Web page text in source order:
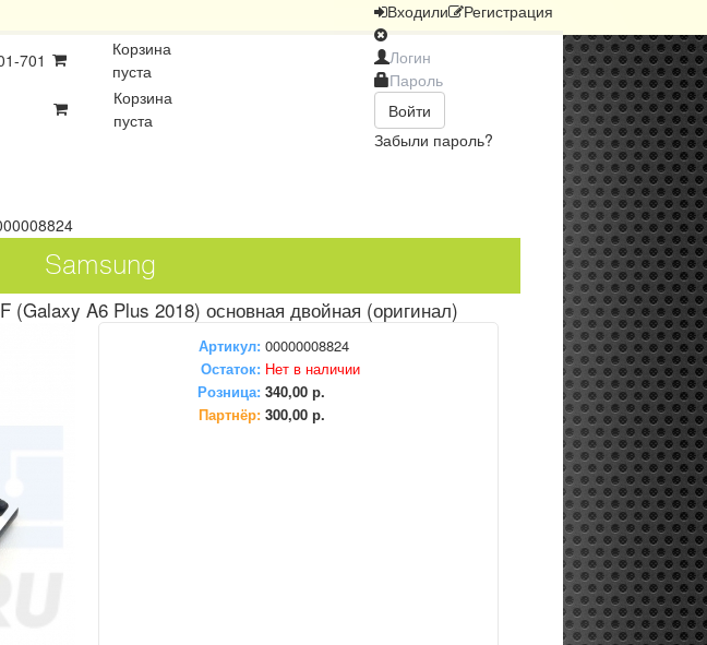
Входили Регистрация
Войти
Забыли пароль?
701
Корзина
пуста
Корзина
пуста
Samsung
(Galaxy A6 Plus 2018) основная двойная (оригинал)
Артикул: 00000008824
Остаток: Нет в наличии
Розница: 340,00 р.
Партнёр: 300,00 р.